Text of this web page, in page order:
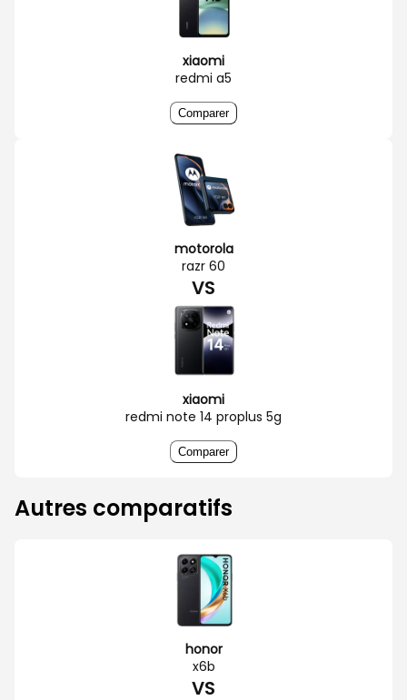
xiaomi
redmi a5
Comparer
motorola
razr 60
VS
xiaomi
redmi note 14 proplus 5g
Comparer
Autres comparatifs
honor
x6b
VS